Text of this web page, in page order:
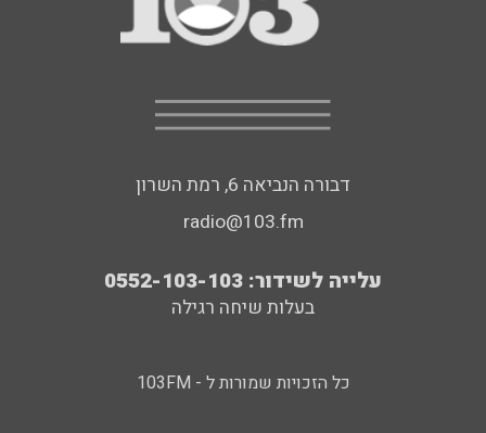
דבורה הנביאה 6, רמת השרון
radio@103.fm
עלייה לשידור: 0552-103-103
בעלות שיחה רגילה
כל הזכויות שמורות ל - 103FM